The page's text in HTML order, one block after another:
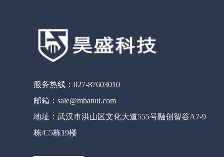
服务热线：027-87603010
邮箱：sale@mbanut.com
地址：武汉市洪山区文化大道555号融创智谷A7-9
栋/C5栋19楼